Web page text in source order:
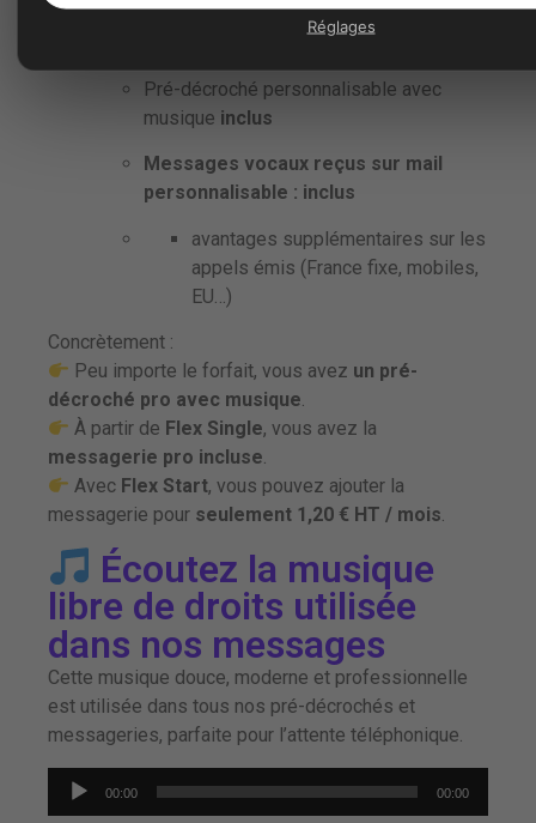
– 19,99 € HT / mois
Pré-décroché personnalisable avec
musique inclus
Messages vocaux reçus sur mail
personnalisable : inclus
avantages supplémentaires sur les
appels émis (France fixe, mobiles,
EU…)
Concrètement :
Peu importe le forfait, vous avez un pré-
décroché pro avec musique.
À partir de Flex Single, vous avez la
messagerie pro incluse.
Avec Flex Start, vous pouvez ajouter la
messagerie pour seulement 1,20 € HT / mois.
Écoutez la musique
libre de droits utilisée
dans nos messages
Cette musique douce, moderne et professionnelle
est utilisée dans tous nos pré-décrochés et
messageries, parfaite pour l’attente téléphonique.
Lecteur00:00 00:00
Réglages